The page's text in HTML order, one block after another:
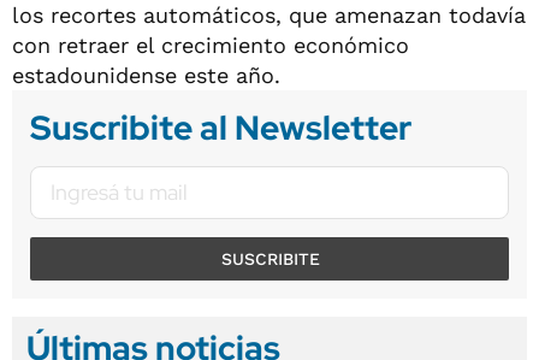
los recortes automáticos, que amenazan todavía
con retraer el crecimiento económico
estadounidense este año.
Suscribite al Newsletter
SUSCRIBITE
Últimas noticias